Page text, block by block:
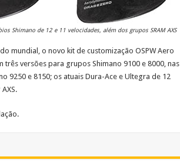
Shimano de 12 e 11 velocidades, além dos grupos SRAM AXS
mundial, o novo kit de customização OSPW Aero
versões para grupos Shimano 9100 e 8000, nas
9250 e 8150; os atuais Dura-Ace e Ultegra de 12